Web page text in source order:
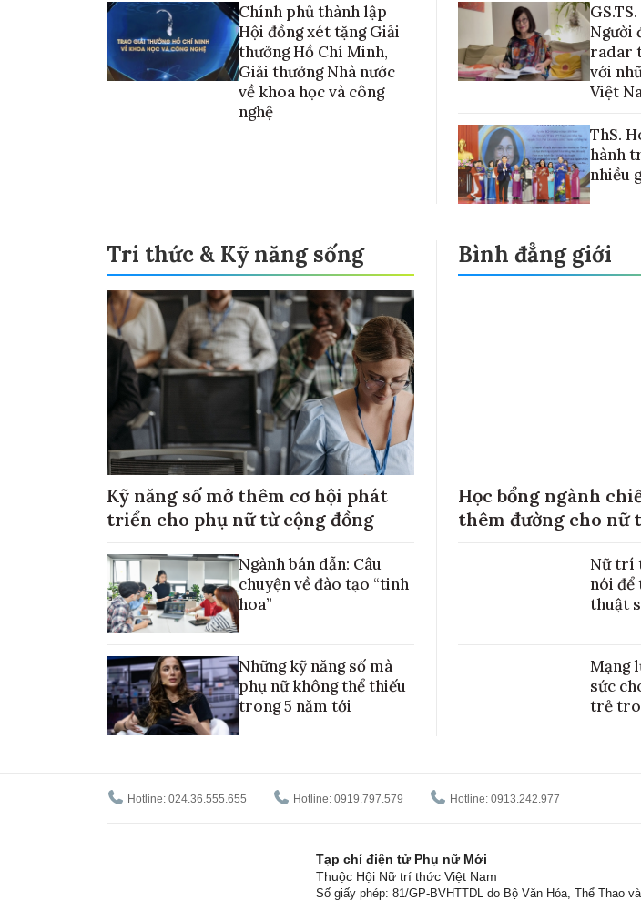
Chính phủ thành lập
Hội đồng xét tặng Giải
thưởng Hồ Chí Minh,
Giải thưởng Nhà nước
về khoa học và công
nghệ
Người
radar
với
Việt
ThS.
hành
nhiều
Tri thức & Kỹ năng sống
Kỹ năng số mở thêm cơ hội phát
triển cho phụ nữ từ cộng đồng
Ngành bán dẫn: Câu
chuyện về đào tạo “tinh
hoa”
Những kỹ năng số mà
phụ nữ không thể thiếu
trong 5 năm tới
Bình đẳng giới
Học bổng ngành
thêm đường cho
Nữ trí
nói để
thuật
Mạng
sức
trẻ
Hotline: 024.36.555.655 Hotline: 0919.797.579 Hotline: 0913.242.977
Tạp chí điện tử Phụ nữ Mới
Thuộc Hội Nữ trí thức Việt Nam
Số giấy phép: 81/GP-BVHTTDL do Bộ Văn Hóa, Thể Thao